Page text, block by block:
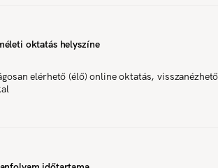
oktatás helyszíne
elérhető (élő) online oktatás, visszanézhető